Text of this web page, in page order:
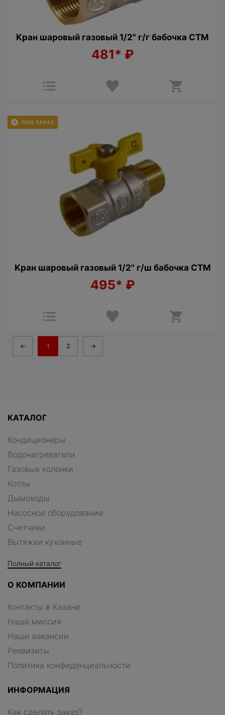
Kран шаровый гaзовый 1/2" г/г бабочка СТМ
481* ₽
Kран шаровый гaзовый 1/2" г/ш бабочка СТМ
495* ₽
← 1 2 →
КАТАЛОГ
Кондиционеры
Водонагреватели
Газовые колонки
Котлы
Дымоходы
Насосное оборудование
Счетчики
Вытяжки кухонные
Полный каталог
О КОМПАНИИ
Контакты в Казани
Наша миссия
Наши вакансии
Реквизиты
Политика конфиденциальности
ИНФОРМАЦИЯ
Как сделать заказ?